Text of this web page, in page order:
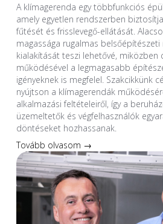
A klímagerenda egy többfunkciós
amely egyetlen rendszerben
fűtését és frisslevegő-ellátását.
magassága rugalmas
kialakítását teszi lehetővé, miközben
működésével a legmagasabb
igényeknek is megfelel. Szakcikkünk
nyújtson a klímagerendák
alkalmazási feltételeiről, így a
üzemeltetők és végfelhasználók
döntéseket hozhassanak.
Tovább olvasom →